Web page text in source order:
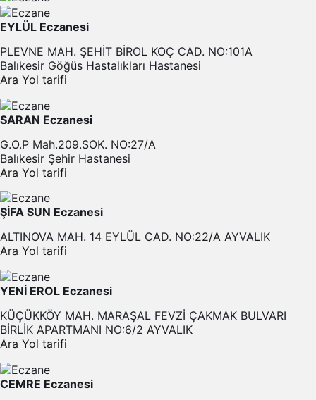
EYLÜL Eczanesi
PLEVNE MAH. ŞEHİT BİROL KOÇ CAD. NO:101A
Balıkesir Göğüs Hastalıkları Hastanesi
Ara Yol tarifi
SARAN Eczanesi
G.O.P Mah.209.SOK. NO:27/A
Balıkesir Şehir Hastanesi
Ara Yol tarifi
ŞİFA SUN Eczanesi
ALTINOVA MAH. 14 EYLÜL CAD. NO:22/A AYVALIK
Ara Yol tarifi
YENİ EROL Eczanesi
KÜÇÜKKÖY MAH. MARAŞAL FEVZİ ÇAKMAK BULVARI
BİRLİK APARTMANI NO:6/2 AYVALIK
Ara Yol tarifi
CEMRE Eczanesi